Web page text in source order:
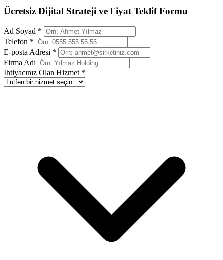
Ücretsiz Dijital Strateji ve Fiyat Teklif Formu
Ad Soyad *
Telefon *
E-posta Adresi *
Firma Adı
İhtiyacınız Olan Hizmet *